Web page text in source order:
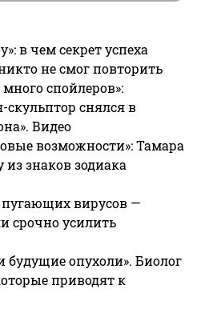
в чем секрет успеха
не смог повторить
спойлеров»:
снялся в
Видео
возможности»: Тамара
из знаков зодиака
пугающих вирусов —
срочно усилить
будущие опухоли». Биолог
приводят к